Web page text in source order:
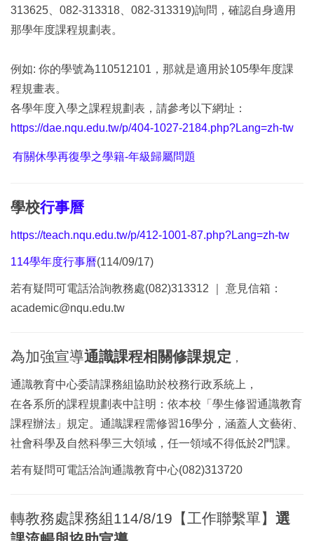
313625、082-313318、082-313319)詢問，確認自身適用
那學年度課程規劃表。
例如: 你的學號為110512101，那就是適用於105學年度課
程規畫表。
各學年度入學之課程規劃表，請參考以下網址：
https://dae.nqu.edu.tw/p/404-1027-2184.php?Lang=zh-tw
有關休學再復學之學籍-年級歸屬問題
學校行事曆
https://teach.nqu.edu.tw/p/412-1001-87.php?Lang=zh-tw
114學年度行事曆(114/09/17)
若有疑問可電話洽詢教務處(082)313312 ｜ 意見信箱：
academic@nqu.edu.tw
為加強宣導通識課程相關修課規定 ，
通識教育中心委請課務組協助於校務行政系統上，
在各系所的課程規劃表中註明：依本校「學生修習通識教育
課程辦法」規定。通識課程需修習16學分，涵蓋人文藝術、
社會科學及自然科學三大領域，任一領域不得低於2門課。
若有疑問可電話洽詢通識教育中心(082)313720
轉教務處課務組114/8/19【工作聯繫單】 選